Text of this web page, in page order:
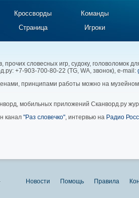
Кроссворды
Команды
Страница
Игроки
прочих словесных игр, судоку, головоломок
+7-903-700-80-22 (TG, WA, звонок), e-mail:
принципами работы можно на
мобильных приложений Сканворд.ру
канал "Раз словечко", интервью на Радио
Новости Помощь Правила